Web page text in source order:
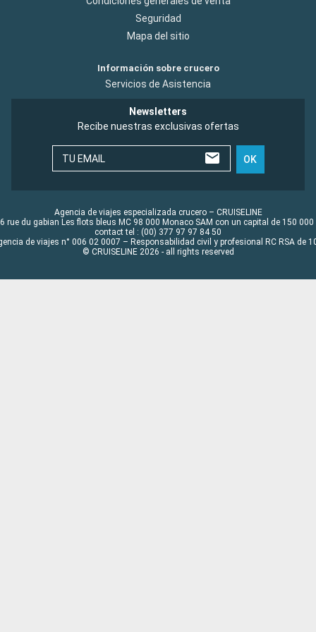
Seguridad
Mapa del sitio
Información sobre crucero
Servicios de Asistencia
Newsletters
Recibe nuestras exclusivas ofertas
TU EMAIL OK
Agencia de viajes especializada crucero – CRUISELINE
rue du gabian Les flots bleus MC 98 000 Monaco SAM con un capital de 150 000
contact tel : (00) 377 97 97 84 50
de viajes n° 006 02 0007 – Responsabilidad civil y profesional RC RSA de
© CRUISELINE 2026 - all rights reserved